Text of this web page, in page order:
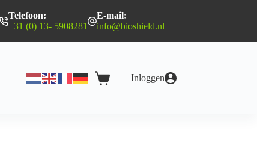
Telefoon:
+31 (0) 13- 5908281
E-mail:
info@bioshield.nl
WinkelwagenInloggen